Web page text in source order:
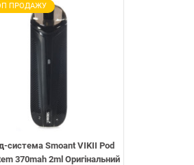
ПРОДАЖУ
система Smoant VIKII Pod
370mah 2ml Оригінальний